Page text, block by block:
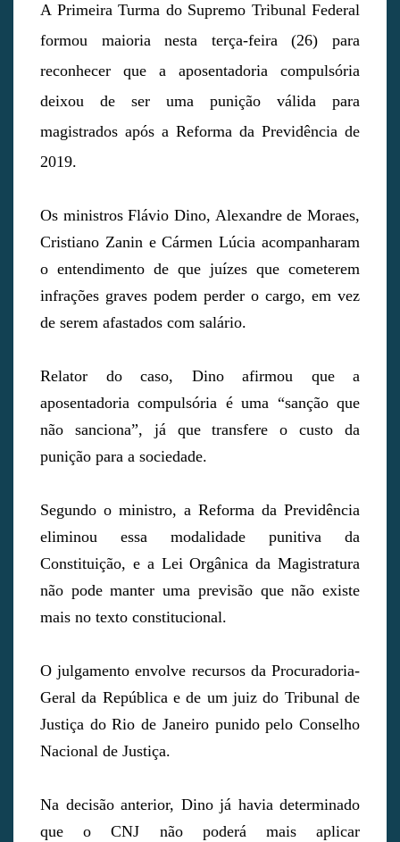
A Primeira Turma do Supremo Tribunal Federal
formou maioria nesta terça-feira (26) para
reconhecer que a aposentadoria compulsória
deixou de ser uma punição válida para
magistrados após a Reforma da Previdência de
2019.
Os ministros Flávio Dino, Alexandre de Moraes,
Cristiano Zanin e Cármen Lúcia acompanharam
o entendimento de que juízes que cometerem
infrações graves podem perder o cargo, em vez
de serem afastados com salário.
Relator do caso, Dino afirmou que a
aposentadoria compulsória é uma “sanção que
não sanciona”, já que transfere o custo da
punição para a sociedade.
Segundo o ministro, a Reforma da Previdência
eliminou essa modalidade punitiva da
Constituição, e a Lei Orgânica da Magistratura
não pode manter uma previsão que não existe
mais no texto constitucional.
O julgamento envolve recursos da Procuradoria-
Geral da República e de um juiz do Tribunal de
Justiça do Rio de Janeiro punido pelo Conselho
Nacional de Justiça.
Na decisão anterior, Dino já havia determinado
que o CNJ não poderá mais aplicar